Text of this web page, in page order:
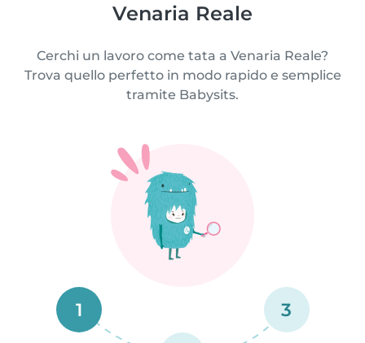
Venaria Reale
Cerchi un lavoro come tata a Venaria Reale?
Trova quello perfetto in modo rapido e semplice
tramite Babysits.
1 3